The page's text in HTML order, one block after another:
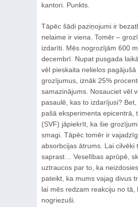
kantori. Punkts.
Tāpēc šādi paziņojumi ir
nelaime ir viena. Tomēr –
izdarīti. Mēs nogrozījām 600
decembrī. Nupat pusgada
vēl pieskaita nelielos pagājušā
grozījumus, iznāk 25%
samazinājums. Nosauciet vēl
pasaulē, kas to izdarījusi?
pašā eksperimenta epicentrā,
(SVF) jāpiekrīt, ka šie
smagi. Tāpēc tomēr ir
absorbcijas ātrums. Lai cilvēki
saprast… Veselības aprūpē,
uztraucos par to, ka
pateikt, ka mums vajag divus
lai mēs redzam reakciju no tā,
nogriezuši.